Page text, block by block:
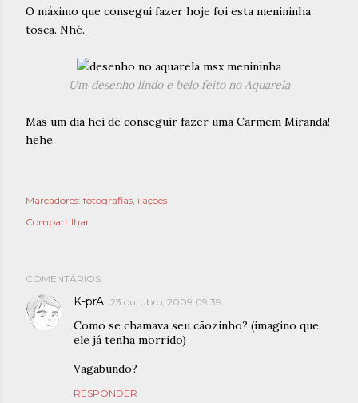
O máximo que consegui fazer hoje foi esta menininha
tosca. Nhé.
Um desenho lindo e belo feito no Aquarela
Mas um dia hei de conseguir fazer uma Carmem Miranda!
hehe
Marcadores: fotografias ilações
Compartilhar
COMENTÁRIOS
K-prA 23 outubro, 2009 09:39
Como se chamava seu cãozinho? (imagino que
ele já tenha morrido)
Vagabundo?
RESPONDER